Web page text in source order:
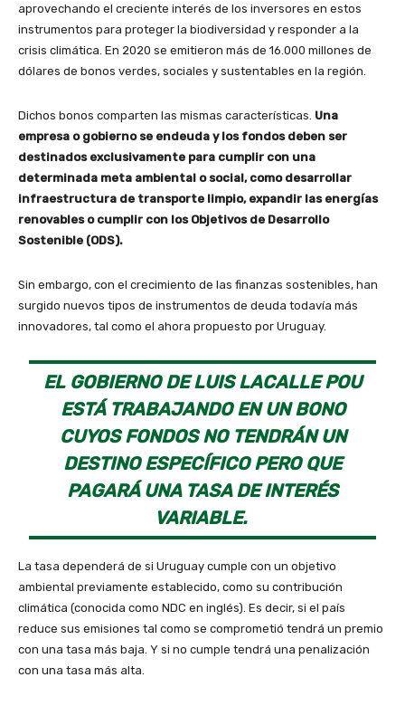
aprovechando el creciente interés de los inversores en estos
instrumentos para proteger la biodiversidad y responder a la
crisis climática. En 2020 se emitieron más de 16.000 millones de
dólares de bonos verdes, sociales y sustentables en la región.
Dichos bonos comparten las mismas características. Una
empresa o gobierno se endeuda y los fondos deben ser
destinados exclusivamente para cumplir con una
determinada meta ambiental o social, como desarrollar
infraestructura de transporte limpio, expandir las energías
renovables o cumplir con los Objetivos de Desarrollo
Sostenible (ODS).
Sin embargo, con el crecimiento de las finanzas sostenibles, han
surgido nuevos tipos de instrumentos de deuda todavía más
innovadores, tal como el ahora propuesto por Uruguay.
EL GOBIERNO DE LUIS LACALLE POU
ESTÁ TRABAJANDO EN UN BONO
CUYOS FONDOS NO TENDRÁN UN
DESTINO ESPECÍFICO PERO QUE
PAGARÁ UNA TASA DE INTERÉS
VARIABLE.
La tasa dependerá de si Uruguay cumple con un objetivo
ambiental previamente establecido, como su contribución
climática (conocida como NDC en inglés). Es decir, si el país
reduce sus emisiones tal como se comprometió tendrá un premio
con una tasa más baja. Y si no cumple tendrá una penalización
con una tasa más alta.